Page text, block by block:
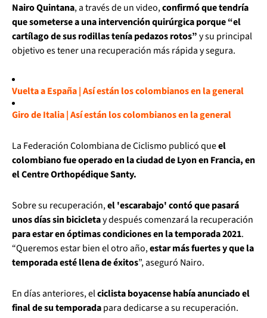
Nairo Quintana, a través de un video,confirmó que tendría
que someterse a una intervención quirúrgica porque “el
cartílago de sus rodillas tenía pedazos rotos”y su principal
objetivo es tener una recuperación más rápida y segura.
Vuelta a España | Así están los colombianos en la general
Giro de Italia | Así están los colombianos en la general
La Federación Colombiana de Ciclismo publicó queel
colombiano fue operado en la ciudad de Lyon en Francia, en
el Centre Orthopédique Santy.
Sobre su recuperación,el 'escarabajo' contó que pasará
unos días sin bicicletay después comenzará la recuperación
para estar en óptimas condiciones en la temporada 2021.
“Queremos estar bien el otro año,estar más fuertes y que la
temporada esté llena de éxitos”, aseguró Nairo.
En días anteriores, elciclista boyacense había anunciado el
final de su temporadapara dedicarse a su recuperación.